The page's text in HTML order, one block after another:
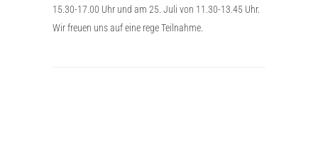
15.30-17.00 Uhr und am 25. Juli von 11.30-13.45 Uhr.
Wir freuen uns auf eine rege Teilnahme.